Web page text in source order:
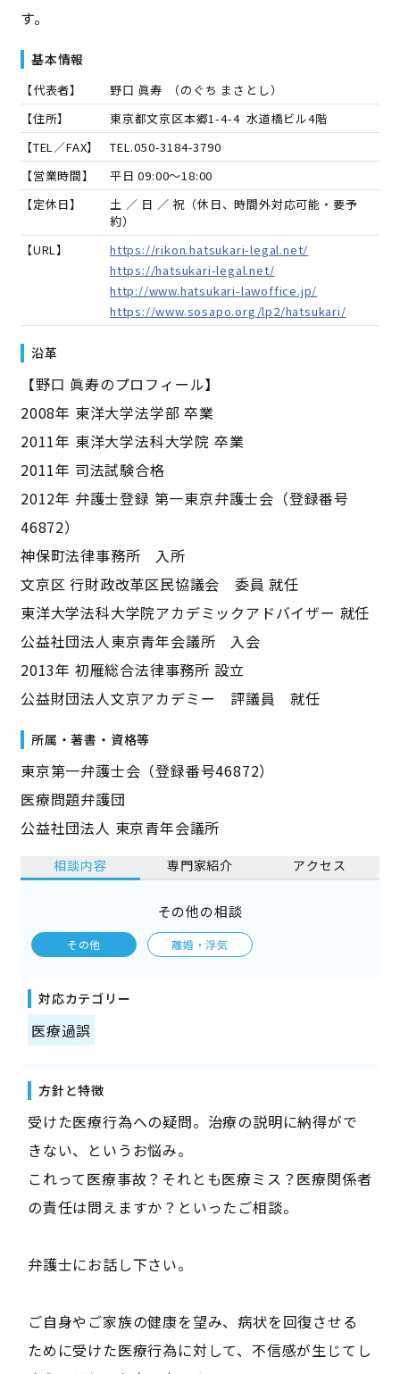
す。
基本情報
【代表者】 野口 眞寿 （のぐち まさとし）
【住所】
東京都文京区本郷1-4-4 水道橋ビル4階
【TEL／FAX】
TEL.050-3184-3790
【営業時間】
平日 09:00～18:00
【定休日】
土 ／ 日 ／ 祝（休日、時間外対応可能・要予
約）
【URL】
https://rikon.hatsukari-legal.net/
https://hatsukari-legal.net/
http://www.hatsukari-lawoffice.jp/
https://www.sosapo.org/lp2/hatsukari/
沿革
【野口 眞寿のプロフィール】
2008年 東洋大学法学部 卒業
2011年 東洋大学法科大学院 卒業
2011年 司法試験合格
2012年 弁護士登録 第一東京弁護士会（登録番号
46872）
神保町法律事務所 入所
文京区 行財政改革区民協議会 委員 就任
東洋大学法科大学院アカデミックアドバイザー 就任
公益社団法人東京青年会議所 入会
2013年 初雁総合法律事務所 設立
公益財団法人文京アカデミー 評議員 就任
所属・著書・資格等
東京第一弁護士会（登録番号46872）
医療問題弁護団
公益社団法人 東京青年会議所
相談内容 専門家紹介 アクセス
その他の相談
その他 離婚・浮気
対応カテゴリー
医療過誤
方針と特徴
受けた医療行為への疑問。治療の説明に納得がで
きない、というお悩み。
これって医療事故？それとも医療ミス？医療関係者
の責任は問えますか？といったご相談。
弁護士にお話し下さい。
ご自身やご家族の健康を望み、病状を回復させる
ために受けた医療行為に対して、不信感が生じてし